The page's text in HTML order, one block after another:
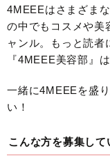
4MEEEはさまざま
の中でもコスメや美
ャンル。もっと読者
『4MEEE美容部』
一緒に4MEEEを盛
い！
こんな方を募集して